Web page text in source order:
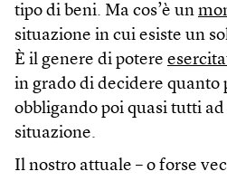
tipo di beni. Ma cos’è un
situazione in cui esiste un
È il genere di potere
in grado di decidere quanto
obbligando poi quasi tutti
situazione.
Il nostro attuale – o forse